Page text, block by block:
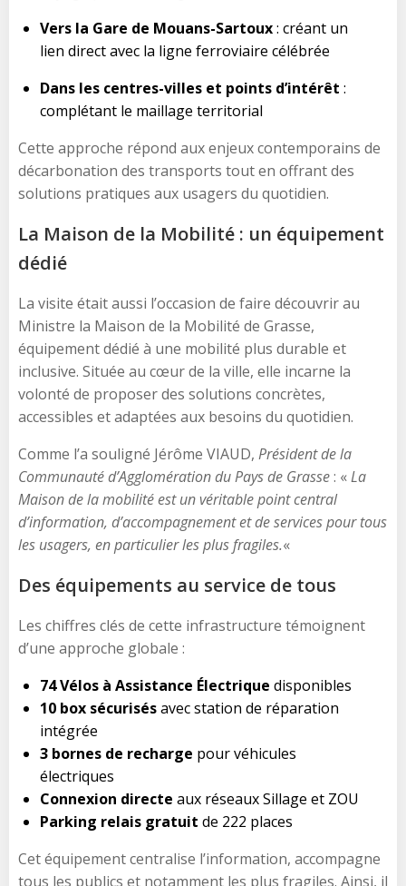
Vers la Gare de Mouans-Sartoux: créant un
lien direct avec la ligne ferroviaire célébrée
Dans les centres-villes et points d’intérêt :
complétant le maillage territorial
Cette approche répond aux enjeux contemporains de
décarbonation des transports tout en offrant des
solutions pratiques aux usagers du quotidien.
La Maison de la Mobilité : un équipement
dédié
La visite était aussi l’occasion de faire découvrir au
Ministre la Maison de la Mobilité de Grasse,
équipement dédié à une mobilité plus durable et
inclusive. Située au cœur de la ville, elle incarne la
volonté de proposer des solutions concrètes,
accessibles et adaptées aux besoins du quotidien.
Comme l’a souligné Jérôme VIAUD, Président de la
Communauté d’Agglomération du Pays de Grasse: «La
Maison de la mobilité est un véritable point central
d’information, d’accompagnement et de services pour tous
les usagers, en particulier les plus fragiles.«
Des équipements au service de tous
Les chiffres clés de cette infrastructure témoignent
d’une approche globale :
74 Vélos à Assistance Électrique disponibles
10 box sécurisésavec station de réparation
intégrée
3 bornes de recharge pour véhicules
électriques
Connexion directe aux réseaux Sillage et ZOU
Parking relais gratuit de 222 places
Cet équipement centralise l’information, accompagne
tous les publics et notamment les plus fragiles. Ainsi, il